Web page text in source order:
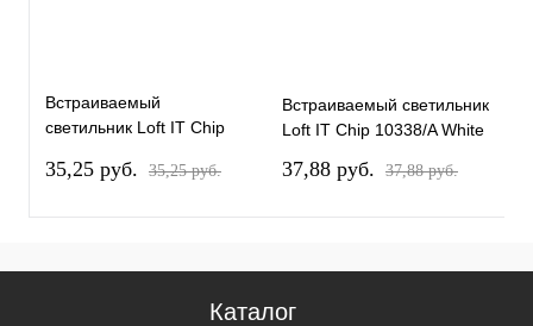
Встраиваемый
светильник Loft IT Chip
35,25 pуб. 35,25 pуб.
Встраиваемый светильник
Loft IT Chip 10338/A White
37,88 pуб. 37,88 pуб.
Каталог